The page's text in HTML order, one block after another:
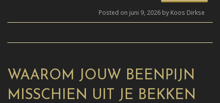
Posted on juni 9, 2026 by Koos Dirkse
WAAROM JOUW BEENPIJN
MISSCHIEN UIT JE BEKKEN